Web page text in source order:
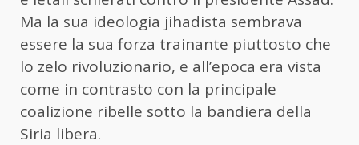
Ma la sua ideologia jihadista sembrava
essere la sua forza trainante piuttosto che
lo zelo rivoluzionario, e all’epoca era vista
come in contrasto con la principale
coalizione ribelle sotto la bandiera della
Siria libera.